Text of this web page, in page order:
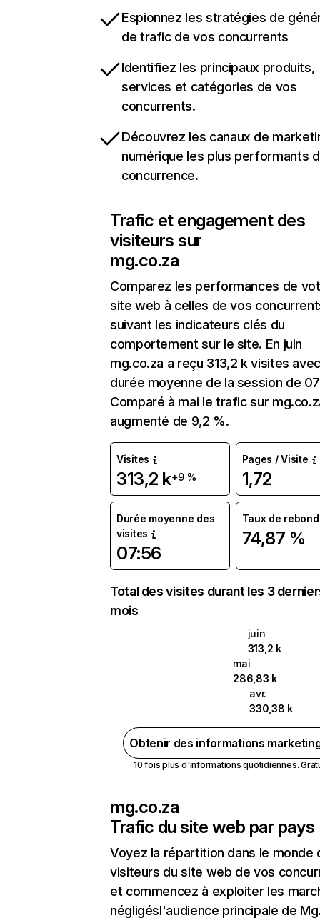
Espionnez les stratégies de
de trafic de vos concurrents
Identifiez les principaux produits,
services et catégories de vos
concurrents.
Découvrez les canaux de
numérique les plus performants
concurrence.
Trafic et engagement des
visiteurs sur
mg.co.za
Comparez les performances de
site web à celles de vos
suivant les indicateurs clés du
comportement sur le site. En juin
mg.co.za a reçu 313,2 k visites
durée moyenne de la session de
Comparé à mai le trafic sur
augmenté de 9,2 %.
Visites
313,2 k+9 %
Pages / Visite
1,72
Durée moyenne des
visites
07:56
Taux de rebond
74,87 %
Total des visites durant les 3
mois
juin
313,2 k
mai
286,83 k
avr.
330,38 k
Obtenir des informations
10 fois plus d'informations quotidiennes.
mg.co.za
Trafic du site web par pays
Voyez la répartition dans le monde
visiteurs du site web de vos
et commencez à exploiter les
négligésl'audience principale de